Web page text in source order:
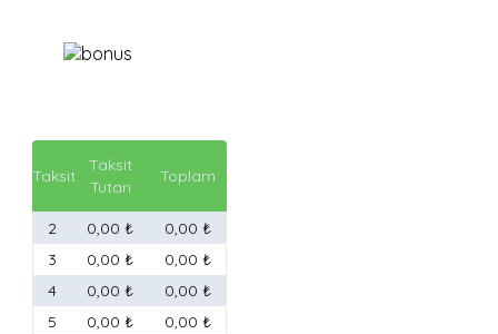
Taksit
Taksit
Tutarı
Toplam
2 0,00 ₺
0,00 ₺
3
0,00 ₺
0,00 ₺
4
0,00 ₺
0,00 ₺
5
0,00 ₺
0,00 ₺